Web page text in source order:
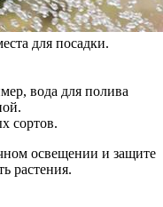
для посадки.
вода для полива
сортов.
освещении и защите
растения.